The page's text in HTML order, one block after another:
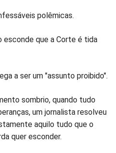
MessengerTelegram
polêmicas.
esconde que a Corte é tida
a ser um "assunto proibido".
sombrio, quando tudo
um jornalista resolveu
aquilo tudo que o
quer esconder.